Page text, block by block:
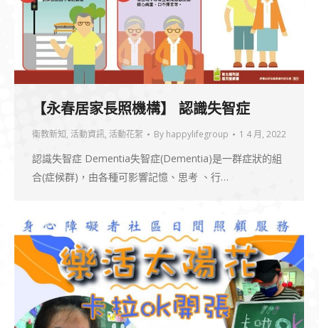
【永春居家長照機構】 認識失智症
衛教新知, 活動資訊, 活動花絮 By happylifegroup 1 4 月, 2022
認識失智症 Dementia失智症(Dementia)是一群症狀的組
合(症候群)，由各種可影響記憶、思考 、行…